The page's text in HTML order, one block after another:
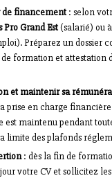
de financement : selon
Pro Grand Est(salarié) ou
Préparez un dossier
formation et attestation
et maintenir sa
prise en charge financière
est maintenu pendant
limite des plafonds
: dès la fin de
votre CV et sollicitez